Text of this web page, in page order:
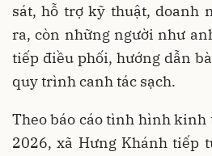
sát, hỗ trợ kỹ thuật, doanh
ra, còn những người như
tiếp điều phối, hướng dẫn
quy trình canh tác sạch.
Theo báo cáo tình hình kinh
2026, xã Hưng Khánh tiếp